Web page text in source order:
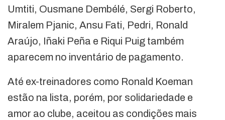
Umtiti, Ousmane Dembélé, Sergi Roberto,
Miralem Pjanic, Ansu Fati, Pedri, Ronald
Araújo, Iñaki Peña e Riqui Puig também
aparecem no inventário de pagamento.
Até ex-treinadores como Ronald Koeman
estão na lista, porém, por solidariedade e
amor ao clube, aceitou as condições mais